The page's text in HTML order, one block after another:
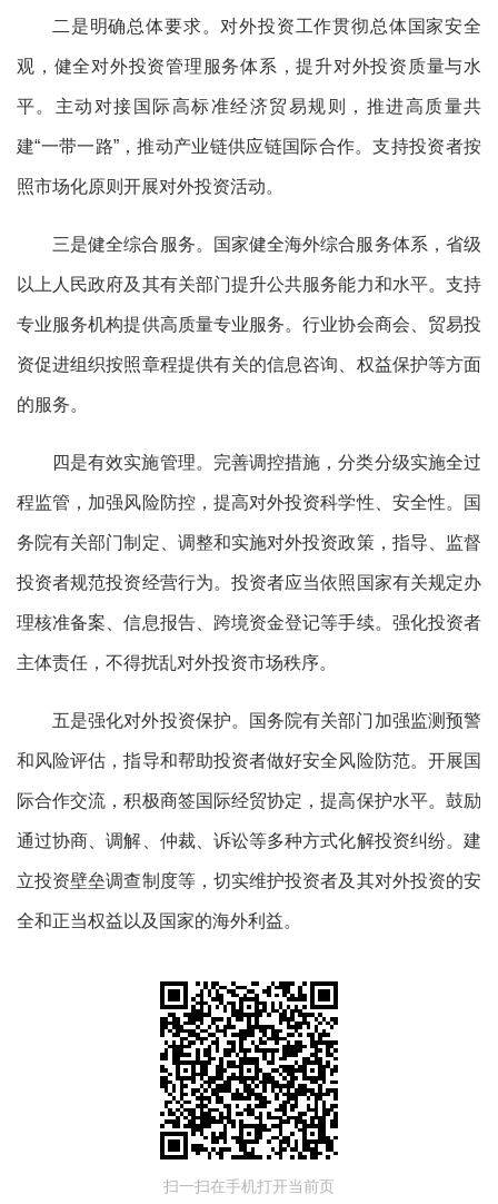
二是明确总体要求。对外投资工作贯彻总体国家安全
观，健全对外投资管理服务体系，提升对外投资质量与水
平。主动对接国际高标准经济贸易规则，推进高质量共
建“一带一路”，推动产业链供应链国际合作。支持投资者按
照市场化原则开展对外投资活动。
三是健全综合服务。国家健全海外综合服务体系，省级
以上人民政府及其有关部门提升公共服务能力和水平。支持
专业服务机构提供高质量专业服务。行业协会商会、贸易投
资促进组织按照章程提供有关的信息咨询、权益保护等方面
的服务。
四是有效实施管理。完善调控措施，分类分级实施全过
程监管，加强风险防控，提高对外投资科学性、安全性。国
务院有关部门制定、调整和实施对外投资政策，指导、监督
投资者规范投资经营行为。投资者应当依照国家有关规定办
理核准备案、信息报告、跨境资金登记等手续。强化投资者
主体责任，不得扰乱对外投资市场秩序。
五是强化对外投资保护。国务院有关部门加强监测预警
和风险评估，指导和帮助投资者做好安全风险防范。开展国
际合作交流，积极商签国际经贸协定，提高保护水平。鼓励
通过协商、调解、仲裁、诉讼等多种方式化解投资纠纷。建
立投资壁垒调查制度等，切实维护投资者及其对外投资的安
全和正当权益以及国家的海外利益。
扫一扫在手机打开当前页